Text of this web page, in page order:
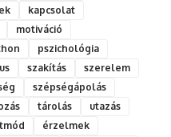
kapcsolat
motiváció
pszichológia
szakítás
szerelem
szépségápolás
tárolás
utazás
érzelmek